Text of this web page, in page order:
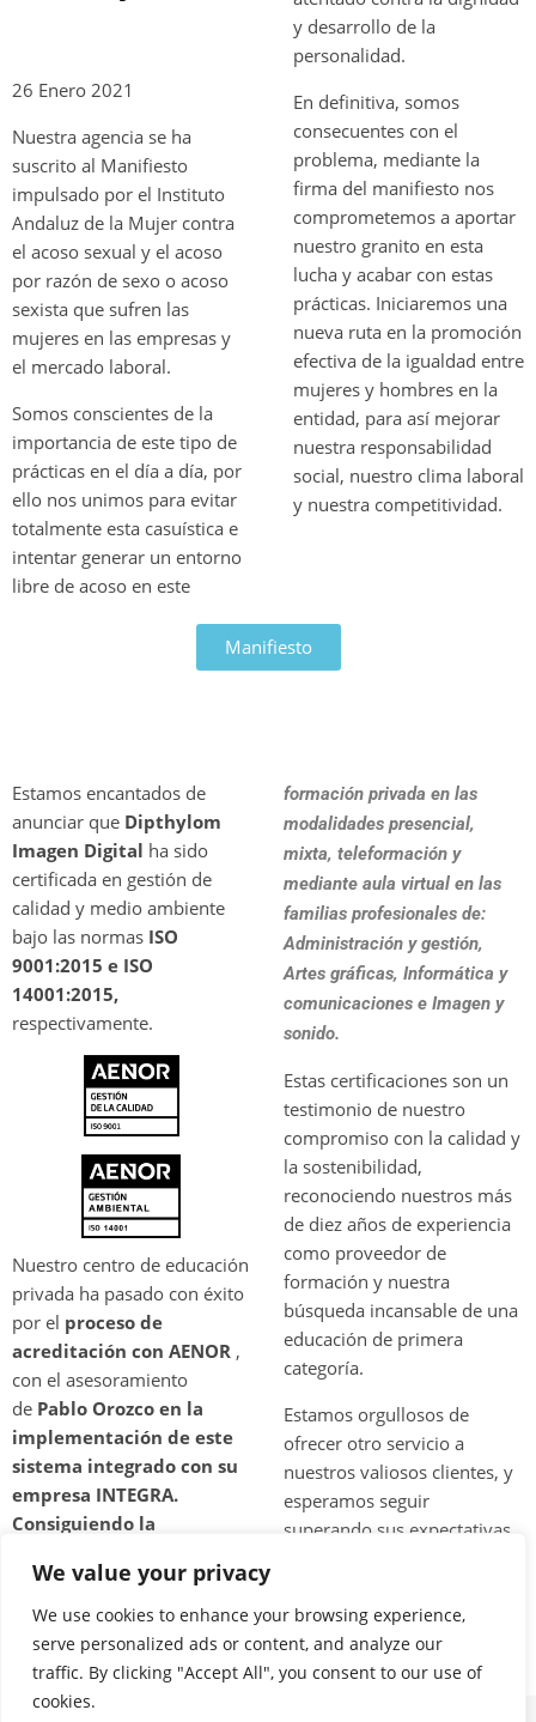
We value your privacy
We use cookies to enhance your browsing experience,
serve personalized ads or content, and analyze our
traffic. By clicking "Accept All", you consent to our use of
cookies.
26 Enero 2021
Nuestra agencia se ha
suscrito al Manifiesto
impulsado por el Instituto
Andaluz de la Mujer contra
el acoso sexual y el acoso
por razón de sexo o acoso
sexista que sufren las
mujeres en las empresas y
el mercado laboral.
Somos conscientes de la
importancia de este tipo de
prácticas en el día a día, por
ello nos unimos para evitar
totalmente esta casuística e
intentar generar un entorno
libre de acoso en este
y desarrollo de la
personalidad.
En definitiva, somos
consecuentes con el
problema, mediante la
firma del manifiesto nos
comprometemos a aportar
nuestro granito en esta
lucha y acabar con estas
prácticas. Iniciaremos una
nueva ruta en la promoción
efectiva de la igualdad entre
mujeres y hombres en la
entidad, para así mejorar
nuestra responsabilidad
social, nuestro clima laboral
y nuestra competitividad.
Manifiesto
Estamos encantados de
anunciar que Dipthylom
Imagen Digital ha sido
certificada en gestión de
calidad y medio ambiente
bajo las normas ISO
9001:2015 e ISO
14001:2015,
respectivamente.
Nuestro centro de educación
privada ha pasado con éxito
por el proceso de
acreditación con AENOR ,
con el asesoramiento
de Pablo Orozco en la
implementación de este
sistema integrado con su
empresa INTEGRA.
Consiguiendo la
formación con el alcance
en las siguientes
actividades;La gestión del
diseño e impartición de
formación privada en las
modalidades presencial,
mixta, teleformación y
mediante aula virtual en las
familias profesionales de:
Administración y gestión,
Artes gráficas, Informática y
comunicaciones e Imagen y
sonido.
Estas certificaciones son un
testimonio de nuestro
compromiso con la calidad y
la sostenibilidad,
reconociendo nuestros más
de diez años de experiencia
como proveedor de
formación y nuestra
búsqueda incansable de una
educación de primera
categoría.
Estamos orgullosos de
ofrecer otro servicio a
nuestros valiosos clientes, y
esperamos seguir
superando sus expectativas
gestión de calidad y medio
ambiente.